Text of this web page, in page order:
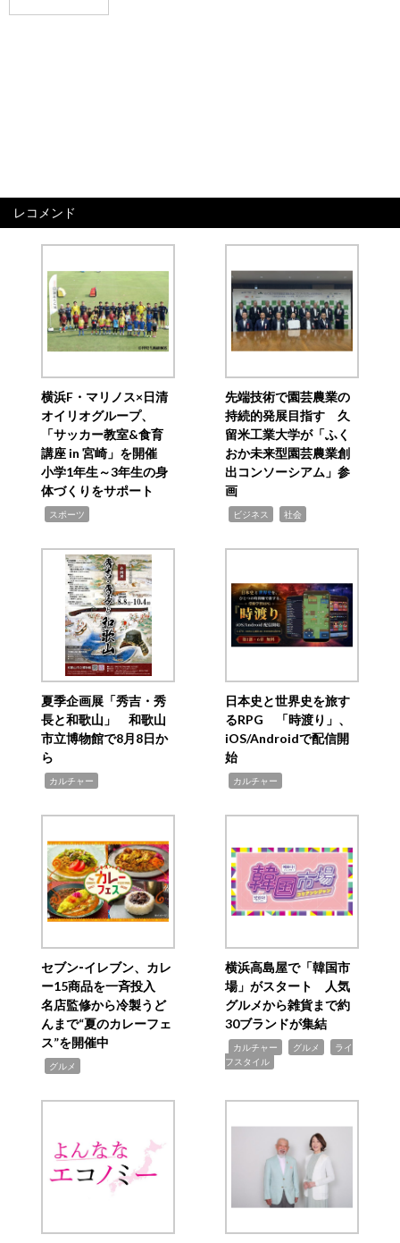
レコメンド
横浜F・マリノス×日清
オイリオグループ、
「サッカー教室&食育
講座 in 宮崎」を開催
小学1年生～3年生の身
体づくりをサポート
スポーツ
先端技術で園芸農業の
持続的発展目指す 久
留米工業大学が「ふく
おか未来型園芸農業創
出コンソーシアム」参
画
ビジネス 社会
夏季企画展「秀吉・秀
長と和歌山」 和歌山
市立博物館で8月8日か
ら
カルチャー
日本史と世界史を旅す
るRPG 「時渡り」、
iOS/Androidで配信開
始
カルチャー
セブン‐イレブン、カレ
ー15商品を一斉投入
名店監修から冷製うど
んまで“夏のカレーフェ
ス”を開催中
グルメ
横浜高島屋で「韓国市
場」がスタート 人気
グルメから雑貨まで約
30ブランドが集結
カルチャー グルメ
ライ
フスタイル